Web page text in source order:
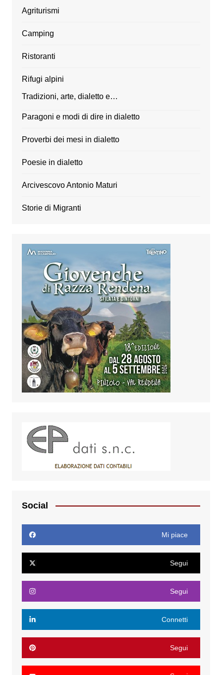
Agriturismi
Camping
Ristoranti
Rifugi alpini
Tradizioni, arte, dialetto e…
Paragoni e modi di dire in dialetto
Proverbi dei mesi in dialetto
Poesie in dialetto
Arcivescovo Antonio Maturi
Storie di Migranti
Social
Mi piace
Segui
Segui
Connetti
Segui